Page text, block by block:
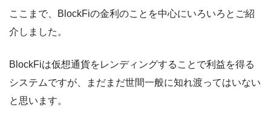
ここまで、BlockFiの金利のことを中心にいろいろとご紹
介しました。
BlockFiは仮想通貨をレンディングすることで利益を得る
システムですが、まだまだ世間一般に知れ渡ってはいない
と思います。